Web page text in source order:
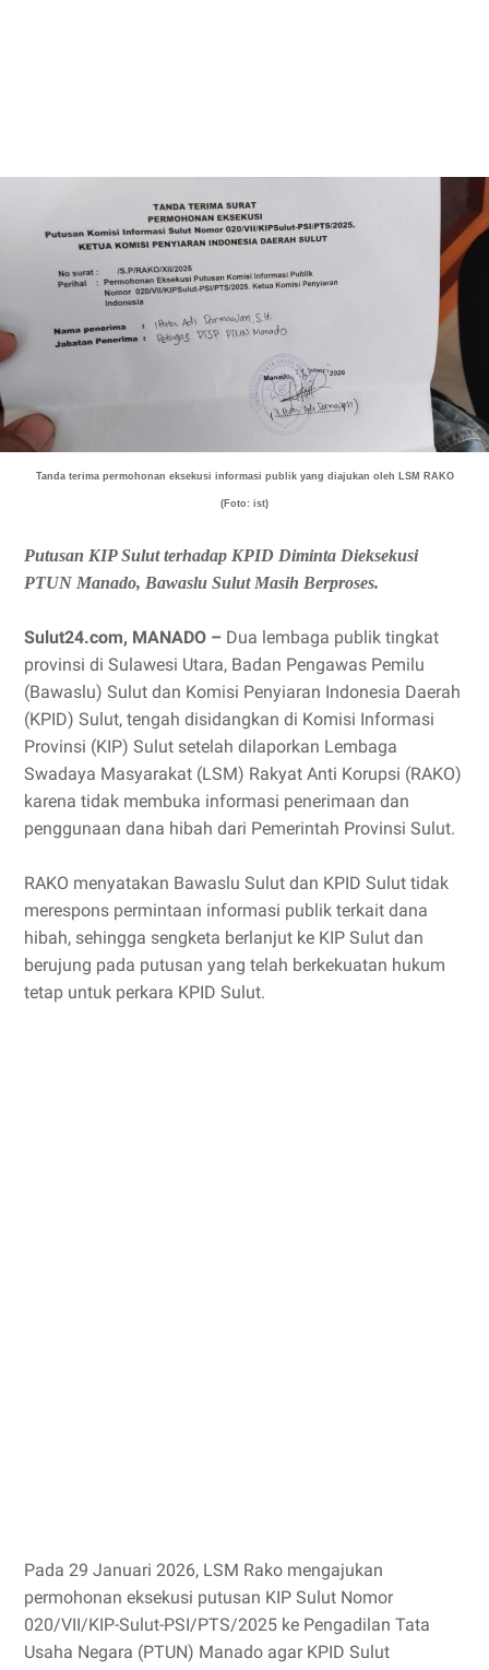
Tanda terima permohonan eksekusi informasi publik yang diajukan oleh LSM RAKO
(Foto: ist)
Putusan KIP Sulut terhadap KPID Diminta Dieksekusi
PTUN Manado, Bawaslu Sulut Masih Berproses.
Sulut24.com, MANADO – Dua lembaga publik tingkat
provinsi di Sulawesi Utara, Badan Pengawas Pemilu
(Bawaslu) Sulut dan Komisi Penyiaran Indonesia Daerah
(KPID) Sulut, tengah disidangkan di Komisi Informasi
Provinsi (KIP) Sulut setelah dilaporkan Lembaga
Swadaya Masyarakat (LSM) Rakyat Anti Korupsi (RAKO)
karena tidak membuka informasi penerimaan dan
penggunaan dana hibah dari Pemerintah Provinsi Sulut.
RAKO menyatakan Bawaslu Sulut dan KPID Sulut tidak
merespons permintaan informasi publik terkait dana
hibah, sehingga sengketa berlanjut ke KIP Sulut dan
berujung pada putusan yang telah berkekuatan hukum
tetap untuk perkara KPID Sulut.
Pada 29 Januari 2026, LSM Rako mengajukan
permohonan eksekusi putusan KIP Sulut Nomor
020/VII/KIP-Sulut-PSI/PTS/2025 ke Pengadilan Tata
Usaha Negara (PTUN) Manado agar KPID Sulut